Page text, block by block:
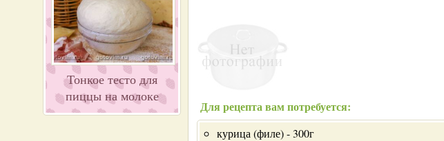
Тонкое тесто для
пиццы на молоке
Для рецепта вам потребуется:
курица (филе) - 300г